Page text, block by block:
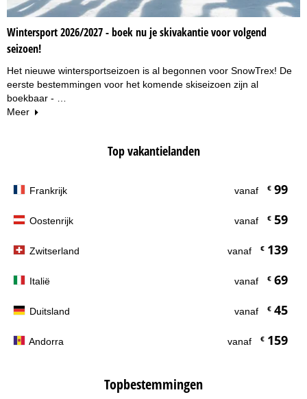
Wintersport 2026/2027 - boek nu je skivakantie voor volgend
seizoen!
Het nieuwe wintersportseizoen is al begonnen voor SnowTrex! De
eerste bestemmingen voor het komende skiseizoen zijn al
boekbaar - …
Meer
Top vakantielanden
Frankrijk vanaf €99
Oostenrijk vanaf €59
Zwitserland vanaf €139
Italië vanaf €69
Duitsland vanaf €45
Andorra vanaf €159
Topbestemmingen